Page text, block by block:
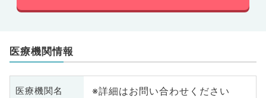
医療機関情報
医療機関名 ※詳細はお問い合わせください